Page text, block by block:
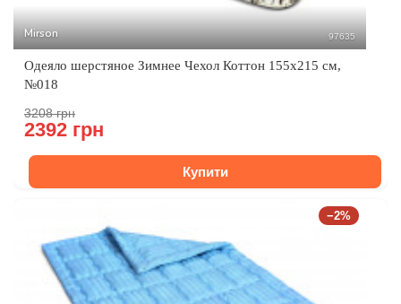
Mirson 97635
Одеяло шерстяное Зимнее Чехол Коттон 155x215 см,
№018
3208 грн
2392 грн
Купити
−2%